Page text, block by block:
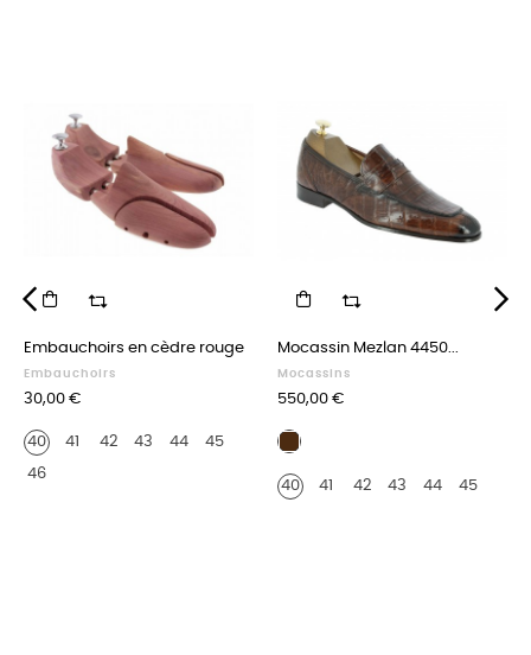
Embauchoirs en cèdre rouge
Embauchoirs
Prix
30,00 €
40 41 42 43 44 45
46
Mocassin Mezlan 4450...
Mocassins
Prix
550,00 €
Crocodile
40
41 42 43 44 45
‹